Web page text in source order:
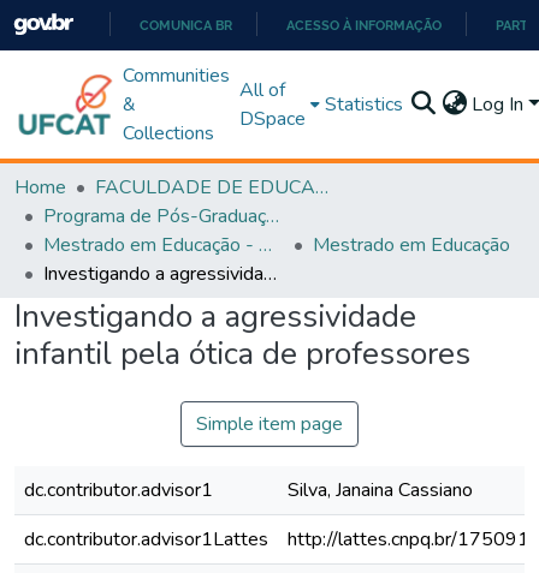
PARA
O
COMUNICA BR ACESSO À INFORMAÇÃO
Communities
&
Collections
All of
DSpace
Statistics Log In
Home
FACULDADE DE EDUCAÇÃO
Programa de Pós-Graduação em Educação (PPGEDUC)
Mestrado em Educação - PPGEDUC
Mestrado em Educação
Investigando a agressividade infantil pela ótica de professores
Investigando a agressividade
infantil pela ótica de professores
Simple item page
dc.contributor.advisor1
Silva, Janaina Cassiano
dc.contributor.advisor1Lattes
http://lattes.cnpq.br/